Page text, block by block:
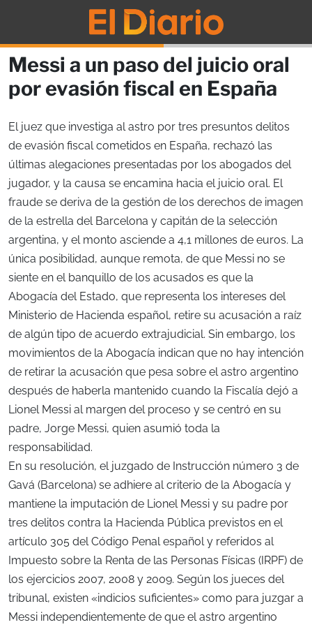
Messi a un paso del juicio oral
por evasión fiscal en España
El juez que investiga al astro por tres presuntos delitos
de evasión fiscal cometidos en España, rechazó las
últimas alegaciones presentadas por los abogados del
jugador, y la causa se encamina hacia el juicio oral. El
fraude se deriva de la gestión de los derechos de imagen
de la estrella del Barcelona y capitán de la selección
argentina, y el monto asciende a 4,1 millones de euros. La
única posibilidad, aunque remota, de que Messi no se
siente en el banquillo de los acusados es que la
Abogacía del Estado, que representa los intereses del
Ministerio de Hacienda español, retire su acusación a raíz
de algún tipo de acuerdo extrajudicial. Sin embargo, los
movimientos de la Abogacía indican que no hay intención
de retirar la acusación que pesa sobre el astro argentino
después de haberla mantenido cuando la Fiscalía dejó a
Lionel Messi al margen del proceso y se centró en su
padre, Jorge Messi, quien asumió toda la
responsabilidad.
En su resolución, el juzgado de Instrucción número 3 de
Gavá (Barcelona) se adhiere al criterio de la Abogacía y
mantiene la imputación de Lionel Messi y su padre por
tres delitos contra la Hacienda Pública previstos en el
artículo 305 del Código Penal español y referidos al
Impuesto sobre la Renta de las Personas Físicas (IRPF) de
los ejercicios 2007, 2008 y 2009. Según los jueces del
tribunal, existen «indicios suficientes» como para juzgar a
Messi independientemente de que el astro argentino